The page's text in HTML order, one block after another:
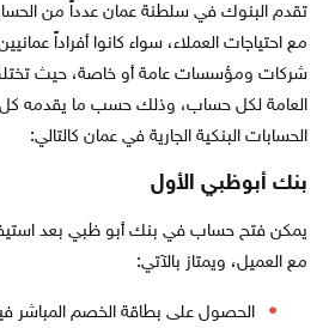
تقدم البنوك في سلطنة عمان عدداً من
مع احتياجات العملاء، سواء كانوا أفراداً
شركات ومؤسسات عامة أو خاصة، حيث
العامة لكل حساب، وذلك حسب ما يقدمه
الحسابات البنكية الجارية في عمان كالتالي:
بنك أبوظبي الأول
يمكن فتح حساب في بنك أبو ظبي بعد
مع العميل، ويمتاز بالآتي:
الحصول على بطاقة الخصم المباشر